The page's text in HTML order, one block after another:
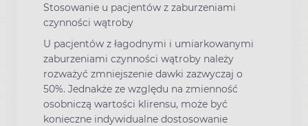
Stosowanie u pacjentów z zaburzeniami
czynności wątroby
U pacjentów z łagodnymi i umiarkowanymi
zaburzeniami czynności wątroby należy
rozważyć zmniejszenie dawki zazwyczaj o
50%. Jednakże ze względu na zmienność
osobniczą wartości klirensu, może być
konieczne indywidualne dostosowanie